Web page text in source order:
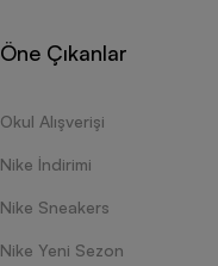
Öne Çıkanlar
Okul Alışverişi
Nike İndirimi
Nike Sneakers
Nike Yeni Sezon